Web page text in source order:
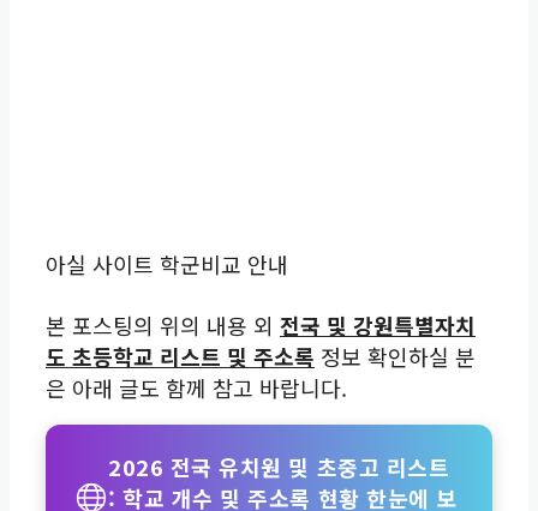
아실 사이트 학군비교 안내
본 포스팅의 위의 내용 외 전국 및 강원특별자치
도 초등학교 리스트 및 주소록 정보 확인하실 분
은 아래 글도 함께 참고 바랍니다.
2026 전국 유치원 및 초중고 리스트
: 학교 개수 및 주소록 현황 한눈에 보